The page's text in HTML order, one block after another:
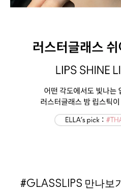
#GLASSLIPS 만나보기